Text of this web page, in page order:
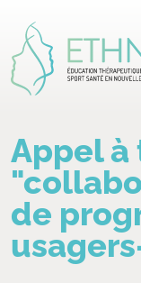
Appel à
de